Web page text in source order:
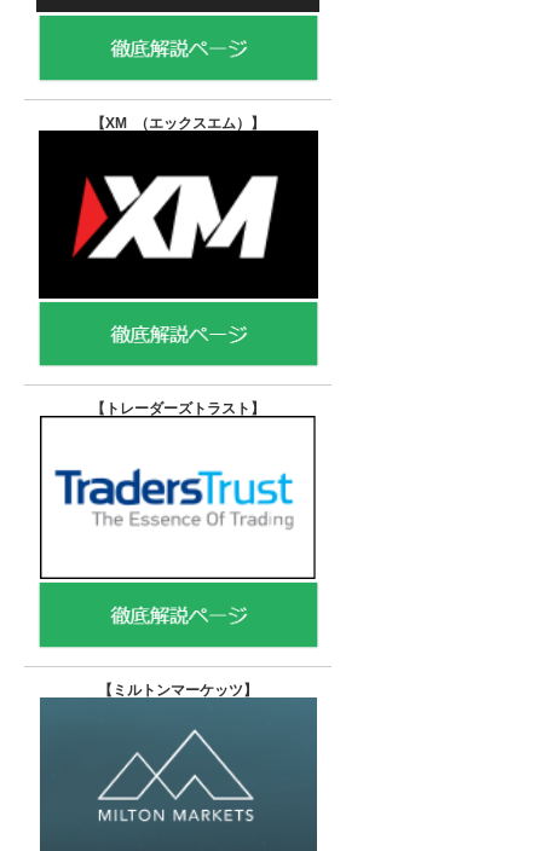
【XM （エックスエム） 】
【トレーダーズトラスト 】
【 ミルトンマーケッツ】